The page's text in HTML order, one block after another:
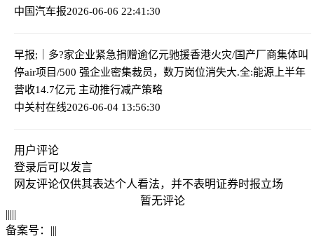
中国汽车报2026-06-06 22:41:30
早报;｜多?家企业紧急捐赠逾亿元驰援香港火灾/国产厂商集体叫
停air项目/500 强企业密集裁员，数万岗位消失大.全:能源上半年
营收14.7亿元 主动推行减产策略
中关村在线2026-06-04 13:56:30
用户评论
登录后可以发言
网友评论仅供其表达个人看法，并不表明证券时报立场
暂无评论
|||||
备案号： |||